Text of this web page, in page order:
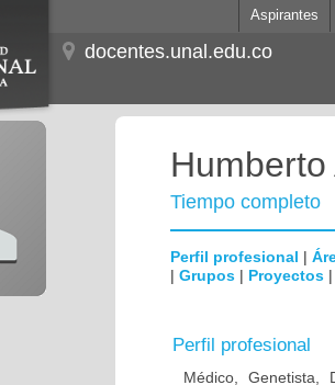
Aspirantes
docentes.unal.edu.co
Tiempo completo
Perfil profesional |
| Grupos | Proyectos
Perfil profesional
Médico, Genetista,